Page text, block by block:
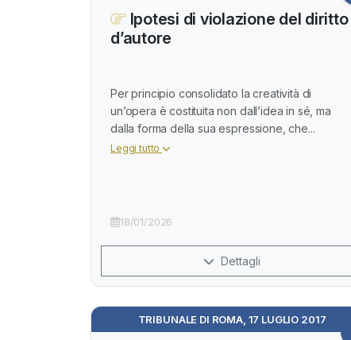
Ipotesi di violazione del diritto
d’autore
Per principio consolidato la creatività di
un’opera è costituita non dall’idea in sé, ma
dalla forma della sua espressione, che...
Leggi tutto
18/01/2026
Dettagli
TRIBUNALE DI ROMA, 17 LUGLIO 2017